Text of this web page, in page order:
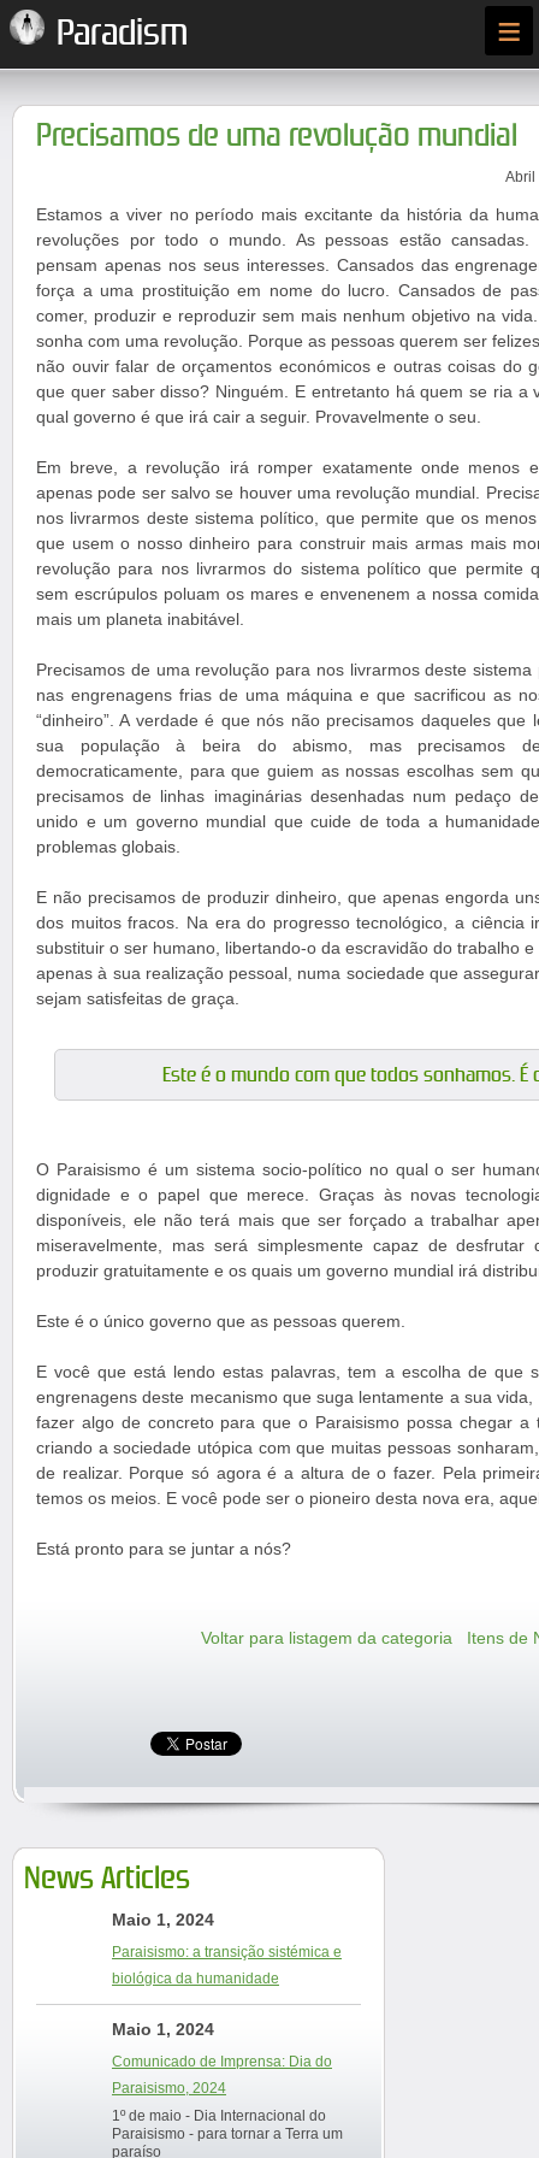
Paradism ≡
Precisamos de uma revolução mundial
Abril
Estamos a viver no período mais excitante da história da
revoluções por todo o mundo. As pessoas estão
pensam apenas nos seus interesses. Cansados das
força a uma prostituição em nome do lucro. Cansados de
comer, produzir e reproduzir sem mais nenhum objetivo na
sonha com uma revolução. Porque as pessoas querem ser
não ouvir falar de orçamentos económicos e outras coisas do
que quer saber disso? Ninguém. E entretanto há quem se ria a
qual governo é que irá cair a seguir. Provavelmente o seu.
Em breve, a revolução irá romper exatamente onde menos
apenas pode ser salvo se houver uma revolução mundial.
nos livrarmos deste sistema político, que permite que os
que usem o nosso dinheiro para construir mais armas mais
revolução para nos livrarmos do sistema político que permite
sem escrúpulos poluam os mares e envenenem a nossa
mais um planeta inabitável.
Precisamos de uma revolução para nos livrarmos deste
nas engrenagens frias de uma máquina e que sacrificou as
“dinheiro”. A verdade é que nós não precisamos daqueles
sua população à beira do abismo, mas precisamos
democraticamente, para que guiem as nossas escolhas sem
precisamos de linhas imaginárias desenhadas num pedaço
unido e um governo mundial que cuide de toda a
problemas globais.
E não precisamos de produzir dinheiro, que apenas engorda
dos muitos fracos. Na era do progresso tecnológico, a ciência
substituir o ser humano, libertando-o da escravidão do trabalho
apenas à sua realização pessoal, numa sociedade que
sejam satisfeitas de graça.
Este é o mundo com que todos sonhamos. É
O Paraisismo é um sistema socio-político no qual o ser
dignidade e o papel que merece. Graças às novas
disponíveis, ele não terá mais que ser forçado a trabalhar
miseravelmente, mas será simplesmente capaz de
produzir gratuitamente e os quais um governo mundial irá
Este é o único governo que as pessoas querem.
E você que está lendo estas palavras, tem a escolha de que
engrenagens deste mecanismo que suga lentamente a sua
fazer algo de concreto para que o Paraisismo possa chegar a
criando a sociedade utópica com que muitas pessoas
de realizar. Porque só agora é a altura de o fazer. Pela
temos os meios. E você pode ser o pioneiro desta nova era,
Está pronto para se juntar a nós?
Voltar para listagem da categoria Itens de
News Articles
Maio 1, 2024
Paraisismo: a transição sistémica e
biológica da humanidade
Maio 1, 2024
Comunicado de Imprensa: Dia do
Paraisismo, 2024
1º de maio - Dia Internacional do
Paraisismo - para tornar a Terra um
paraíso